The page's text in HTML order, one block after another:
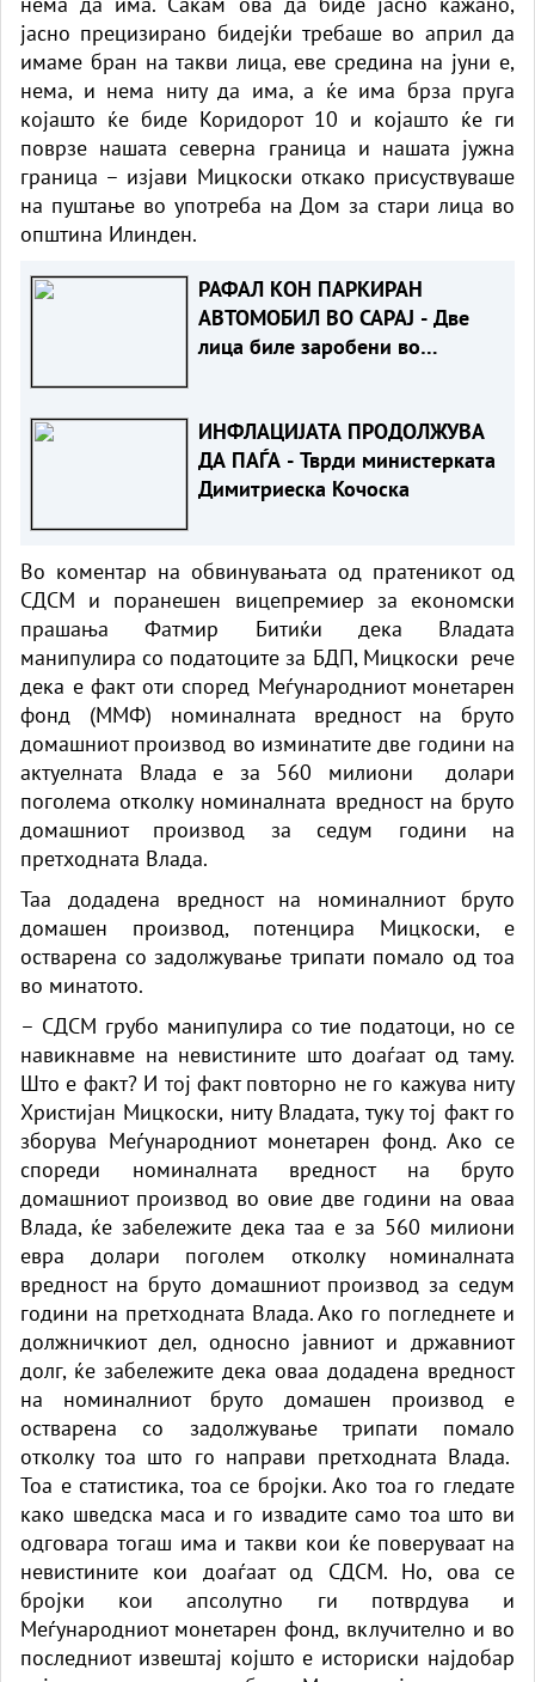
јасно прецизирано бидејќи требаше во април да
имаме бран на такви лица, еве средина на јуни е,
нема, и нема ниту да има, а ќе има брза пруга
којашто ќе биде Коридорот 10 и којашто ќе ги
поврзе нашата северна граница и нашата јужна
граница – изјави Мицкоски откако присуствуваше
на пуштање во употреба на Дом за стари лица во
општина Илинден.
РАФАЛ КОН ПАРКИРАН
АВТОМОБИЛ ВО САРАЈ - Две
лица биле заробени во
ИНФЛАЦИЈАТА ПРОДОЛЖУВА
ДА ПАЃА - Тврди министерката
Димитриеска Кочоска
Во коментар на обвинувањата од пратеникот од
СДСМ и поранешен вицепремиер за економски
прашања Фатмир Битиќи дека Владата
манипулира со податоците за БДП, Мицкоски рече
дека е факт оти според Меѓународниот монетарен
фонд (ММФ) номиналната вредност на бруто
домашниот производ во изминатите две години на
актуелната Влада е за 560 милиони долари
поголема отколку номиналната вредност на бруто
домашниот производ за седум години на
претходната Влада.
Таа додадена вредност на номиналниот бруто
домашен производ, потенцира Мицкоски, е
остварена со задолжување трипати помало од тоа
во минатото.
– СДСМ грубо манипулира со тие податоци, но се
навикнавме на невистините што доаѓаат од таму.
Што е факт? И тој факт повторно не го кажува ниту
Христијан Мицкоски, ниту Владата, туку тој факт го
зборува Меѓународниот монетарен фонд. Ако се
спореди номиналната вредност на бруто
домашниот производ во овие две години на оваа
Влада, ќе забележите дека таа е за 560 милиони
евра долари поголем отколку номиналната
вредност на бруто домашниот производ за седум
години на претходната Влада. Ако го погледнете и
должничкиот дел, односно јавниот и државниот
долг, ќе забележите дека оваа додадена вредност
на номиналниот бруто домашен производ е
остварена со задолжување трипати помало
отколку тоа што го направи претходната Влада.
Тоа е статистика, тоа се бројки. Ако тоа го гледате
како шведска маса и го извадите само тоа што ви
одговара тогаш има и такви кои ќе поверуваат на
невистините кои доаѓаат од СДСМ. Но, ова се
бројки кои апсолутно ги потврдува и
Меѓународниот монетарен фонд, вклучително и во
последниот извештај којшто е историски најдобар